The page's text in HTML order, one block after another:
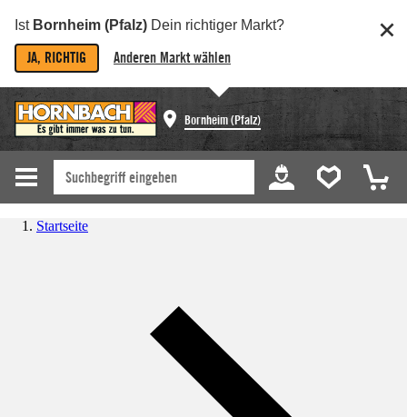
Ist Bornheim (Pfalz) Dein richtiger Markt?
JA, RICHTIG Anderen Markt wählen
Bornheim (Pfalz)
Startseite